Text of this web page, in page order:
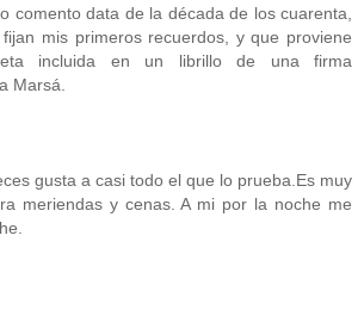
comento data de la década de los cuarenta,
mis primeros recuerdos, y que proviene
incluida en un librillo de una firma
Marsá.
gusta a casi todo el que lo prueba.Es muy
meriendas y cenas. A mi por la noche me